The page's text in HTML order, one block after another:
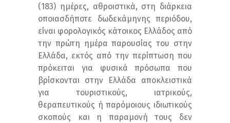
(183) ημέρες, αθροιστικά, στη διάρκεια
οποιασδήποτε δωδεκάμηνης περιόδου,
είναι φορολογικός κάτοικος Ελλάδος από
την πρώτη ημέρα παρουσίας του στην
Ελλάδα, εκτός από την περίπτωση που
πρόκειται για φυσικά πρόσωπα που
βρίσκονται στην Ελλάδα αποκλειστικά
για τουριστικούς, ιατρικούς,
θεραπευτικούς ή παρόμοιους ιδιωτικούς
σκοπούς και η παραμονή τους δεν